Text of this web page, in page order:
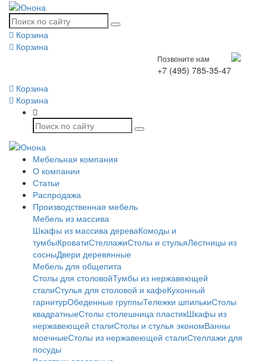
Корзина
Корзина
Позвоните нам
+7 (495) 785-35-47
Корзина
Корзина
Мебельная компания
О компании
Статьи
Распродажа
Производственная мебель
Мебель из массива
Шкафы из массива дереваКомоды и
тумбыКроватиСтеллажиСтолы и стульяЛестницы из
сосныДвери деревянные
Мебель для общепита
Столы для столовойТумбы из нержавеющей
сталиСтулья для столовой и кафеКухонный
гарнитурОбеденные группыТележки шпилькиСтолы
квадратныеСтолы столешница пластикШкафы из
нержавеющей сталиСтолы и стулья экономВанны
моечныеСтолы из нержавеющей сталиСтеллажи для
посуды